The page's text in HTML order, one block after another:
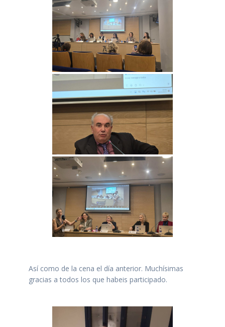
Así como de la cena el día anterior. Muchísimas
gracias a todos los que habeis participado.